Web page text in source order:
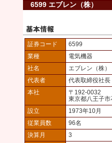
6599 エブレン（株）
証券コード
6599
業種
電気機器
社名
エブレン（株）
代表者
代表取締役社
本社
〒192-0032
東京都八王子
設立
1973年10月
従業員数
96名
決算月
3